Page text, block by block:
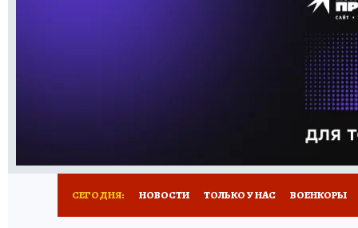
ПРОГНОЗЫ НА СПОРТ
НОВОЕ
СЕГОДНЯ: НОВОСТИ ТОЛЬКО У НАС ВОЕНКОРЫ